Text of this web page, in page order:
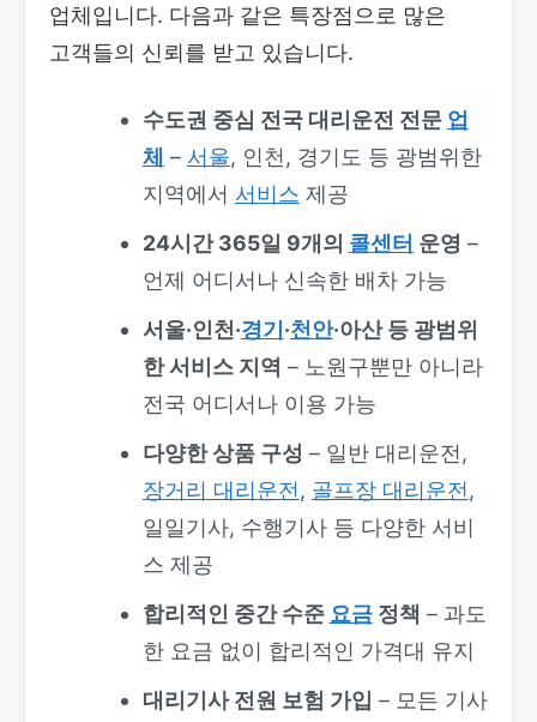
업체입니다. 다음과 같은 특장점으로 많은
고객들의 신뢰를 받고 있습니다.
수도권 중심 전국 대리운전 전문 업
체 – 서울, 인천, 경기도 등 광범위한
지역에서 서비스 제공
24시간 365일 9개의 콜센터 운영 –
언제 어디서나 신속한 배차 가능
서울·인천·경기·천안·아산 등 광범위
한 서비스 지역 – 노원구뿐만 아니라
전국 어디서나 이용 가능
다양한 상품 구성 – 일반 대리운전,
장거리 대리운전, 골프장 대리운전,
일일기사, 수행기사 등 다양한 서비
스 제공
합리적인 중간 수준 요금정책 – 과도
한 요금 없이 합리적인 가격대 유지
대리기사 전원 보험 가입 – 모든 기사